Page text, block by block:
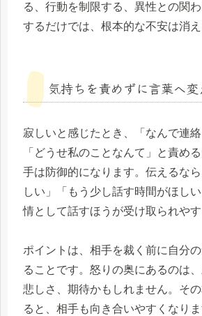
る、行動を制限する、異性との関
するだけでは、根本的な不安は消え
気持ちを責めずに言葉へ変
寂しいと感じたとき、「なんで連絡
「どうせ私のことなんて」と責め
手は防御的になります。伝えるな
しい」「もう少し話す時間がほし
情として話すほうが受け取られやす
ポイントは、相手を裁く前に自分
ることです。怒りの奥にあるのは、
悲しさ、期待かもしれません。そ
ると、相手も向き合いやすくなり